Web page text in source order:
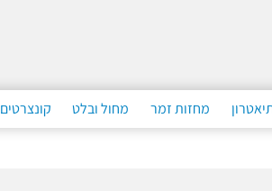
מחזות זמר מחול ובלט קונצרטים